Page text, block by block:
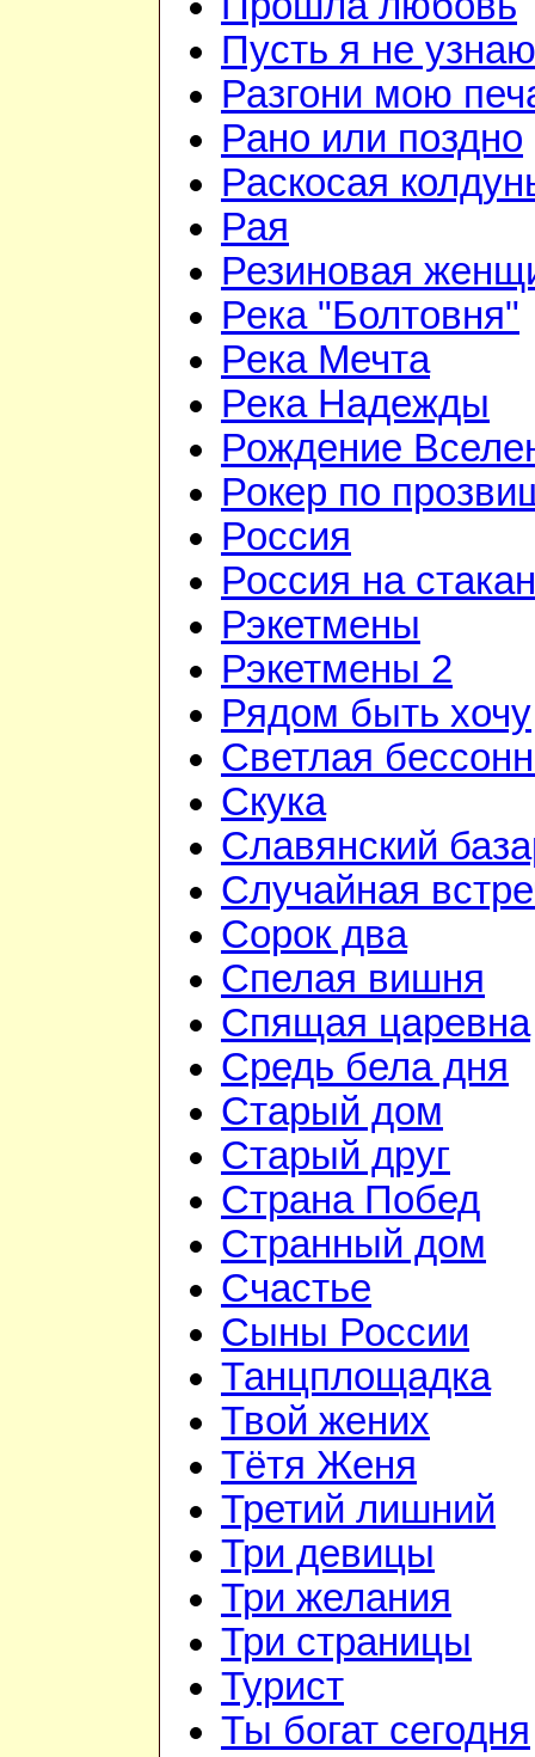
Пусть я не узнаю
Разгони мою
Рано или поздно
Раскосая
Рая
Резиновая
Река "Болтовня"
Река Мечта
Река Надежды
Рождение
Рокер по
Россия
Россия на
Рэкетмены
Рэкетмены 2
Рядом быть хочу
Светлая
Скука
Славянский
Случайная
Сорок два
Спелая вишня
Спящая царевна
Средь бела дня
Старый дом
Старый друг
Страна Побед
Странный дом
Счастье
Сыны России
Танцплощадка
Твой жених
Тётя Женя
Третий лишний
Три девицы
Три желания
Три страницы
Турист
Ты богат сегодня